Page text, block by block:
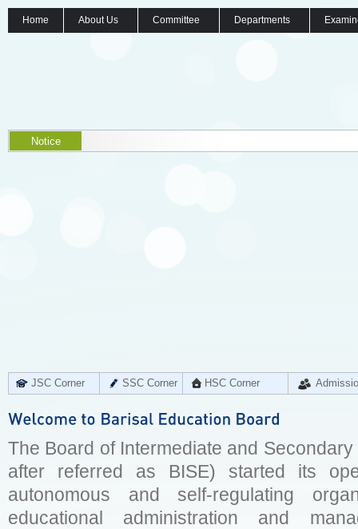
Home About Us Committee Departments
Notice
JSC Corner SSC Corner HSC Corner
The Board of Intermediate and
after referred as BISE) started its
autonomous and self-regulating
educational administration and